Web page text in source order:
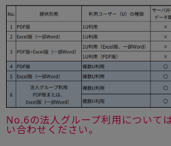
No.6の法人グループ利用について
い合わせください。